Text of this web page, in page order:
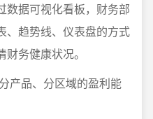
数据可视化看板，财务部
、趋势线、仪表盘的方式
务健康状况。
产品、分区域的盈利能